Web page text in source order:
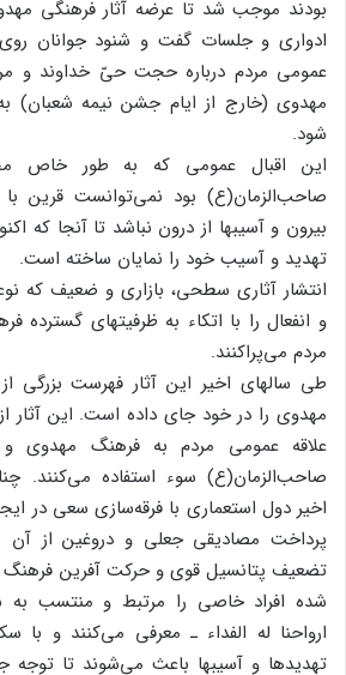
بودند موجب‌ شد تا عرضه‌ آثار فرهنگی‌
ادواری‌ و جلسات‌ گفت‌ و شنود جوانان‌
عمومی‌ مردم‌ درباره‌ حجت‌ حیّ خداوند و
مهدوی‌ (خارج‌ از ایام‌ جشن‌ نیمه‌ شعبان‌)
شود.
این‌ اقبال‌ عمومی‌ که‌ به‌ طور خاص‌
صاحب‌الزمان‌(ع‌) بود نمی‌توانست‌ قرین‌ با
بیرون‌ و آسیبها از درون‌ نباشد تا آنجا که‌
تهدید و آسیب‌ خود را نمایان‌ ساخته‌ است‌.
انتشار آثاری‌ سطحی‌، بازاری‌ و ضعیف‌ که‌
و انفعال‌ را با اتکاء به‌ ظرفیتهای‌
مردم‌ می‌پراکنند.
طی‌ سالهای‌ اخیر این‌ آثار فهرست‌ بزرگی‌
مهدوی‌ را در خود جای‌ داده‌ است‌. این‌ آثار
علاقه‌ عمومی‌ مردم‌ به‌ فرهنگ‌
صاحب‌الزمان‌(ع‌) سوء استفاده‌ می‌کنند.
اخیر دول‌ استعماری‌ با فرقه‌سازی‌ سعی‌ در
پرداخت‌ مصادیقی‌ جعلی‌ و دروغین‌ از آن‌
تضعیف‌ پتانسیل‌ قوی‌ و حرکت‌ آفرین‌ فرهنگ‌
شده‌ افراد خاصی‌ را مرتبط‌ و منتسب‌
ارواحنا له‌ الفداء ـ معرفی‌ می‌کنند و با
تهدیدها و آسیبها باعث‌ می‌شوند تا توجه‌